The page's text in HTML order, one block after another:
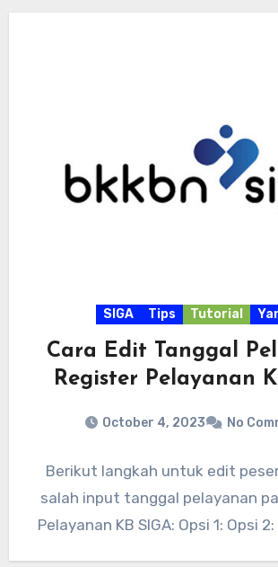
SIGA Tips Tutorial
Cara Edit Tanggal
Register Pelayanan
October 4, 2023 No
Berikut langkah untuk edit
salah input tanggal pelayanan
Pelayanan KB SIGA: Opsi 1: Opsi